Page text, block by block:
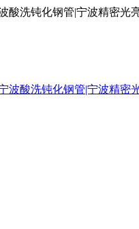
酸洗钝化钢管|宁波精密光